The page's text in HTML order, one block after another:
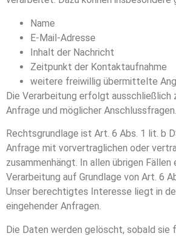
Name
E-Mail-Adresse
Inhalt der Nachricht
Zeitpunkt der Kontaktaufnahme
weitere freiwillig übermittelte
Die Verarbeitung erfolgt ausschließlich
Anfrage und möglicher Anschlussfragen.
Rechtsgrundlage ist Art. 6 Abs. 1 lit. b
Anfrage mit vorvertraglichen oder
zusammenhängt. In allen übrigen
Verarbeitung auf Grundlage von Art. 6
Unser berechtigtes Interesse liegt in
eingehender Anfragen.
Die Daten werden gelöscht, sobald sie